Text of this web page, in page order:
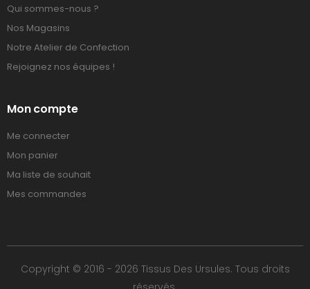
Qui sommes-nous ?
Nos Magasins
Notre Atelier de Confection
Rejoignez nos équipes !
Mon compte
Me connecter
Mon panier
Ma liste de souhait
Mes commandes
Copyright © 2016 - 2026 Tissus Des Ursules. Tous droits